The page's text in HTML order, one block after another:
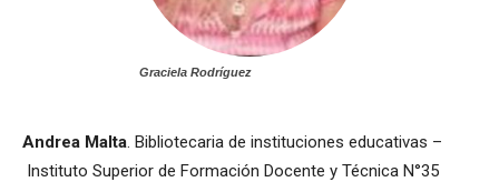
Graciela Rodríguez
Andrea Malta. Bibliotecaria de instituciones educativas –
Instituto Superior de Formación Docente y Técnica N°35